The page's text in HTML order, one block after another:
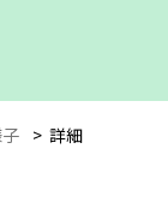
> 詳細